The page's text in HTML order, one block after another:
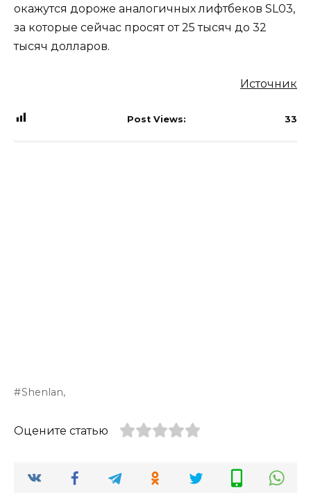
окажутся дороже аналогичных лифтбеков SL03,
за которые сейчас просят от 25 тысяч до 32
тысяч долларов.
Источник
Post Views: 33
Shenlan,
Оцените статью